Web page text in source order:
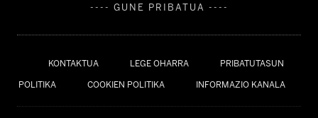
KONTAKTUA LEGE OHARRA PRIBATUTASUN
POLITIKA COOKIEN POLITIKA INFORMAZIO KANALA
---- GUNE PRIBATUA ----